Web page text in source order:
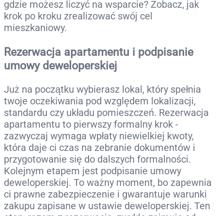
gdzie możesz liczyć na wsparcie? Zobacz, jak
krok po kroku zrealizować swój cel
mieszkaniowy.
Rezerwacja apartamentu i podpisanie
umowy deweloperskiej
Już na początku wybierasz lokal, który spełnia
twoje oczekiwania pod względem lokalizacji,
standardu czy układu pomieszczeń. Rezerwacja
apartamentu to pierwszy formalny krok -
zazwyczaj wymaga wpłaty niewielkiej kwoty,
która daje ci czas na zebranie dokumentów i
przygotowanie się do dalszych formalności.
Kolejnym etapem jest podpisanie umowy
deweloperskiej. To ważny moment, bo zapewnia
ci prawne zabezpieczenie i gwarantuje warunki
zakupu zapisane w ustawie deweloperskiej. Ten